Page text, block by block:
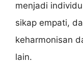
menjadi
sikap empati,
keharmonisan
lain.